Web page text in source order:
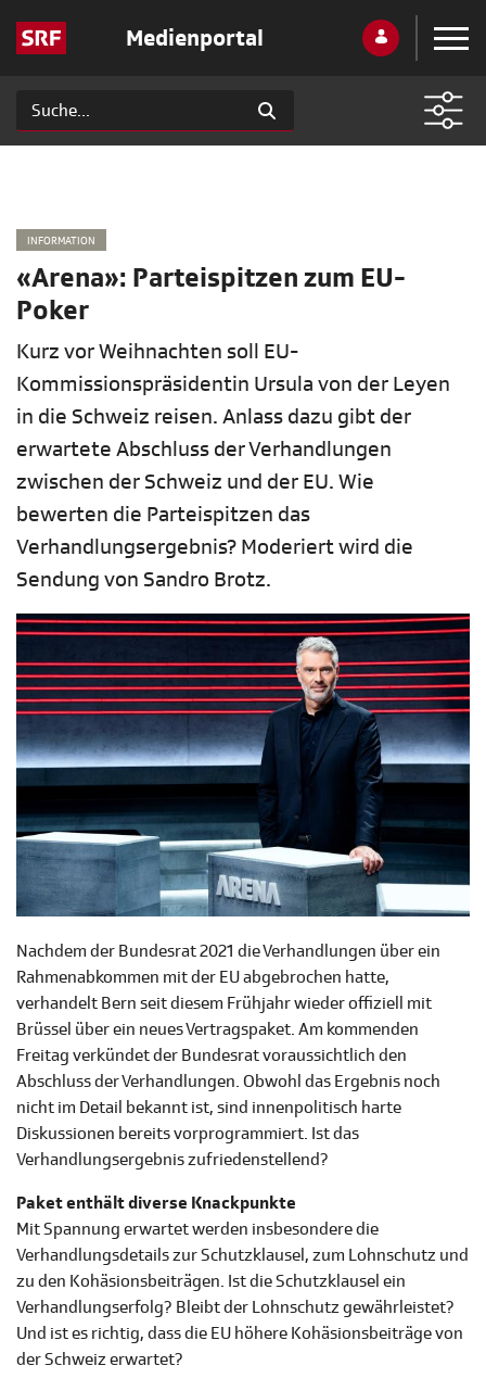
Medienportal
INFORMATION
«Arena»: Parteispitzen zum EU-
Poker
Kurz vor Weihnachten soll EU-
Kommissionspräsidentin Ursula von der Leyen
in die Schweiz reisen. Anlass dazu gibt der
erwartete Abschluss der Verhandlungen
zwischen der Schweiz und der EU. Wie
bewerten die Parteispitzen das
Verhandlungsergebnis? Moderiert wird die
Sendung von Sandro Brotz.
Nachdem der Bundesrat 2021 die Verhandlungen über ein
Rahmenabkommen mit der EU abgebrochen hatte,
verhandelt Bern seit diesem Frühjahr wieder offiziell mit
Brüssel über ein neues Vertragspaket. Am kommenden
Freitag verkündet der Bundesrat voraussichtlich den
Abschluss der Verhandlungen. Obwohl das Ergebnis noch
nicht im Detail bekannt ist, sind innenpolitisch harte
Diskussionen bereits vorprogrammiert. Ist das
Verhandlungsergebnis zufriedenstellend?
Paket enthält diverse Knackpunkte
Mit Spannung erwartet werden insbesondere die
Verhandlungsdetails zur Schutzklausel, zum Lohnschutz und
zu den Kohäsionsbeiträgen. Ist die Schutzklausel ein
Verhandlungserfolg? Bleibt der Lohnschutz gewährleistet?
Und ist es richtig, dass die EU höhere Kohäsionsbeiträge von
der Schweiz erwartet?